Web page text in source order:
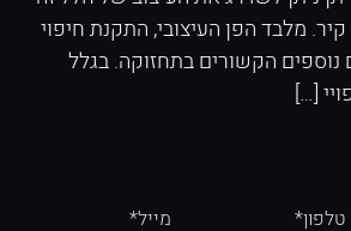
מלבד הפן העיצובי, התקנת חיפוי
נוספים הקשורים בתחזוקה. בגלל
[…]
טלפון* מייל*